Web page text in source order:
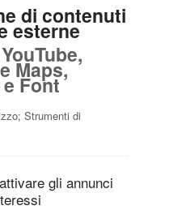
di contenuti
esterne
Maps,
Font
Strumenti di
gli annunci